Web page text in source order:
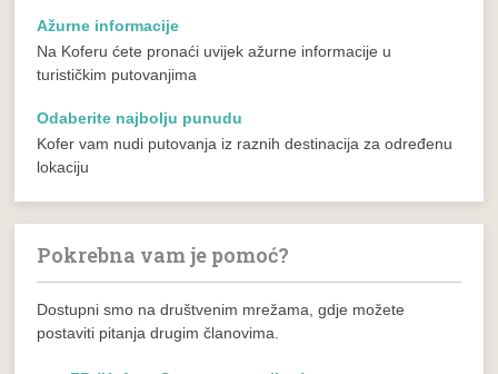
Ažurne informacije
Na Koferu ćete pronaći uvijek ažurne informacije u
turističkim putovanjima
Odaberite najbolju punudu
Kofer vam nudi putovanja iz raznih destinacija za određenu
lokaciju
Pokrebna vam je pomoć?
Dostupni smo na društvenim mrežama, gdje možete
postaviti pitanja drugim članovima.